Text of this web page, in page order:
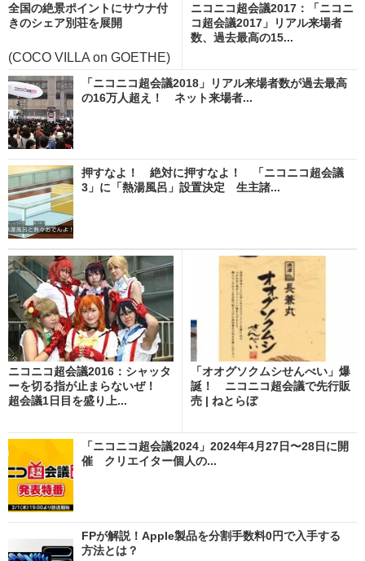
全国の絶景ポイントにサウナ付
きのシェア別荘を展開
(COCO VILLA on GOETHE)
ニコニコ超会議2017：「ニコニ
コ超会議2017」リアル来場者
数、過去最高の15...
「ニコニコ超会議2018」リアル来場者数が過去最高
の16万人超え！ ネット来場者...
押すなよ！ 絶対に押すなよ！ 「ニコニコ超会議
3」に「熱湯風呂」設置決定 生主諸...
ニコニコ超会議2016：シャッタ
ーを切る指が止まらないぜ！
超会議1日目を盛り上...
「オオグソクムシせんべい」爆
誕！ ニコニコ超会議で先行販
売 | ねとらぼ
「ニコニコ超会議2024」2024年4月27日〜28日に開
催 クリエイター個人の...
FPが解説！Apple製品を分割手数料0円で入手する
方法とは？